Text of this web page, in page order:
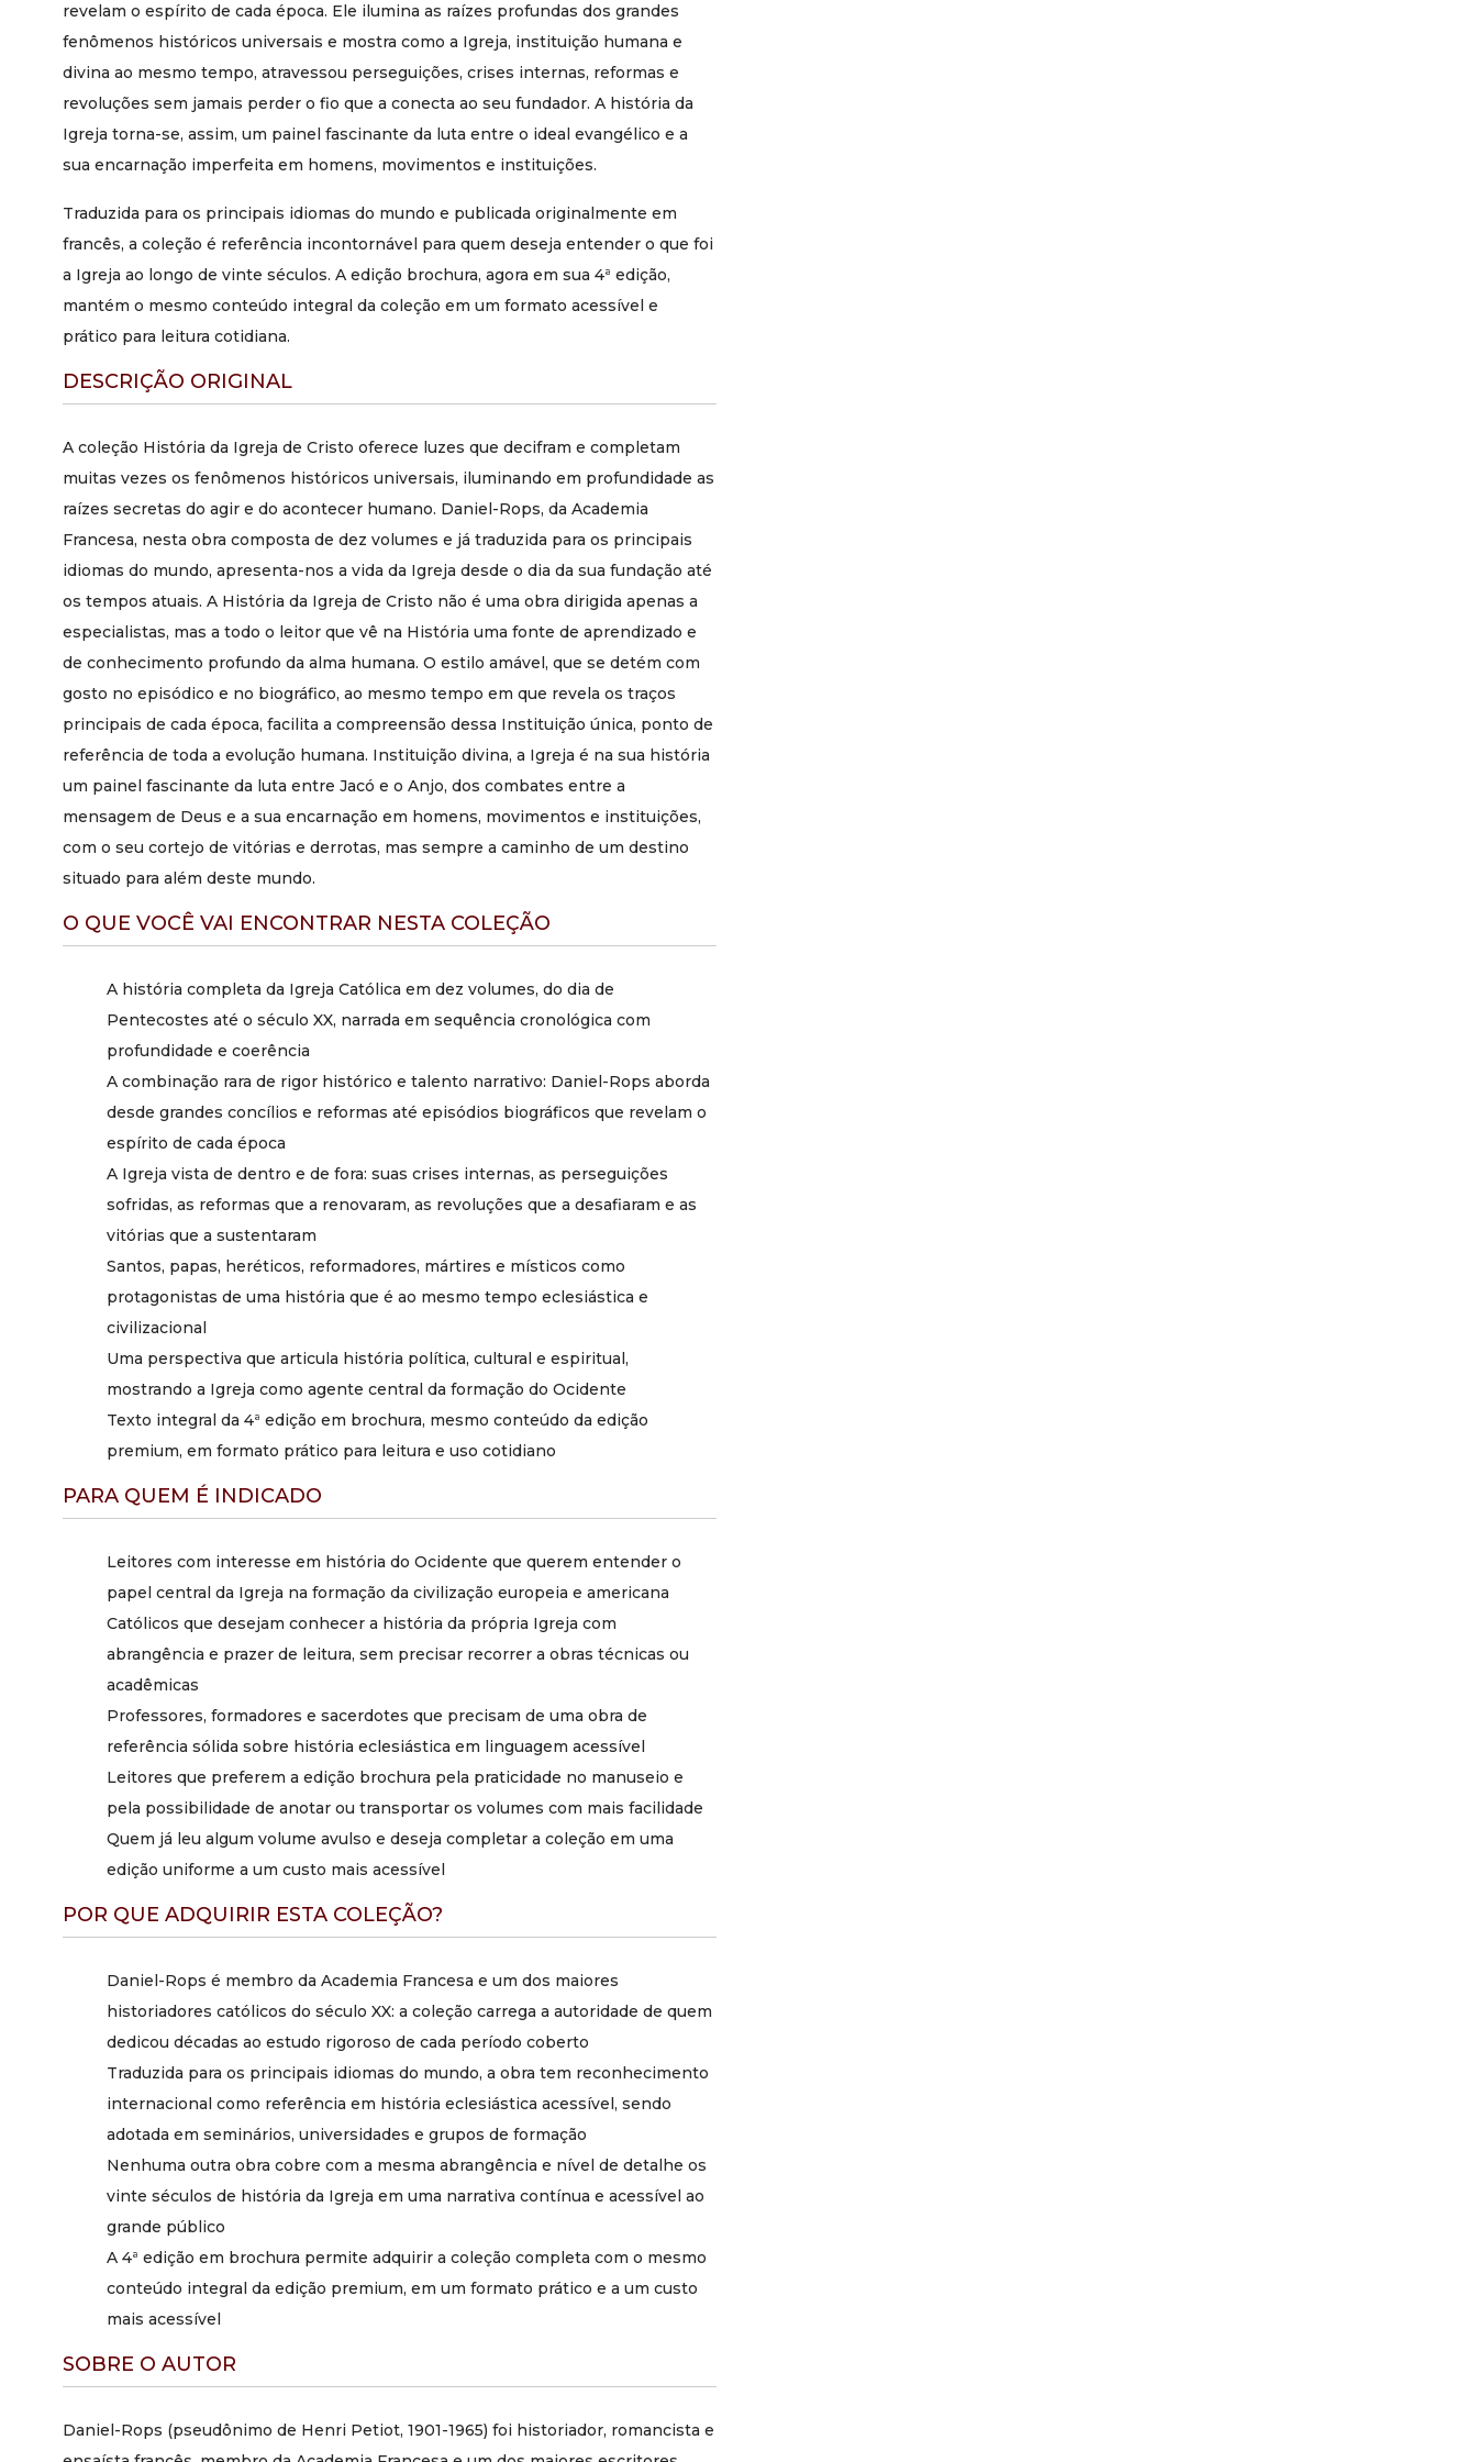
leitura cotidiana.
Descrição original
luzes que decifram e completam muitas vezes
os fenômenos históricos universais, iluminando
em profundidade as raízes secretas do agir e do
Francesa, nesta obra composta de dez volumes
e já traduzida para os principais idiomas do
mundo, apresenta-nos a vida da Igreja desde o
dia da sua fundação até os tempos atuais. A
História da Igreja de Cristo não é uma obra
mesmo tempo em que revela os traços
principais de cada época, facilita a compreensão
dessa Instituição única, ponto de referência de
toda a evolução humana. Instituição divina, a
Igreja é na sua história um painel fascinante da
luta entre Jacó e o Anjo, dos combates entre a
mensagem de Deus e a sua encarnação em
homens, movimentos e instituições, com o seu
cortejo de vitórias e derrotas, mas sempre a
caminho de um destino situado para além deste
mundo.
O que você vai encontrar nesta coleção
A história completa da Igreja Católica em
dez volumes, do dia de Pentecostes até o
século XX, narrada em sequência
coerência
A combinação rara de rigor histórico e
espírito de cada época
crises internas, as perseguições sofridas, as
Santos, papas, heréticos, reformadores,
mártires e místicos como protagonistas
de uma história que é ao mesmo tempo
Uma perspectiva que articula história
política, cultural e espiritual, mostrando a
Texto integral da 4ª edição em brochura,
mesmo conteúdo da edição premium,
Para quem é indicado
Leitores com interesse em história do
Ocidente que querem entender o papel
da própria Igreja com abrangência e
obras técnicas ou acadêmicas
Professores, formadores e sacerdotes que
sobre história eclesiástica em linguagem
acessível
possibilidade de anotar ou transportar os
volumes com mais facilidade
Quem já leu algum volume avulso e
edição uniforme a um custo mais acessível
estudo rigoroso de cada período coberto
mundo, a obra tem reconhecimento
eclesiástica acessível, sendo adotada em
formação
abrangência e nível de detalhe os vinte
narrativa contínua e acessível ao grande
A 4ª edição em brochura permite adquirir
conteúdo integral da edição premium, em
Sobre o autor
1965) foi historiador, romancista e ensaísta
revelam o espírito de cada época. Ele ilumina as raízes profundas dos grandes
fenômenos históricos universais e mostra como a Igreja, instituição humana e
divina ao mesmo tempo, atravessou perseguições, crises internas, reformas e
revoluções sem jamais perder o fio que a conecta ao seu fundador. A história da
Igreja torna-se, assim, um painel fascinante da luta entre o ideal evangélico e a
sua encarnação imperfeita em homens, movimentos e instituições.
Traduzida para os principais idiomas do mundo e publicada originalmente em
francês, a coleção é referência incontornável para quem deseja entender o que foi
a Igreja ao longo de vinte séculos. A edição brochura, agora em sua 4ª edição,
mantém o mesmo conteúdo integral da coleção em um formato acessível e
prático para leitura cotidiana.
DESCRIÇÃO ORIGINAL
A coleção História da Igreja de Cristo oferece luzes que decifram e completam
muitas vezes os fenômenos históricos universais, iluminando em profundidade as
raízes secretas do agir e do acontecer humano. Daniel-Rops, da Academia
Francesa, nesta obra composta de dez volumes e já traduzida para os principais
idiomas do mundo, apresenta-nos a vida da Igreja desde o dia da sua fundação até
os tempos atuais. A História da Igreja de Cristo não é uma obra dirigida apenas a
especialistas, mas a todo o leitor que vê na História uma fonte de aprendizado e
de conhecimento profundo da alma humana. O estilo amável, que se detém com
gosto no episódico e no biográfico, ao mesmo tempo em que revela os traços
principais de cada época, facilita a compreensão dessa Instituição única, ponto de
referência de toda a evolução humana. Instituição divina, a Igreja é na sua história
um painel fascinante da luta entre Jacó e o Anjo, dos combates entre a
mensagem de Deus e a sua encarnação em homens, movimentos e instituições,
com o seu cortejo de vitórias e derrotas, mas sempre a caminho de um destino
situado para além deste mundo.
O QUE VOCÊ VAI ENCONTRAR NESTA COLEÇÃO
A história completa da Igreja Católica em dez volumes, do dia de
Pentecostes até o século XX, narrada em sequência cronológica com
profundidade e coerência
A combinação rara de rigor histórico e talento narrativo: Daniel-Rops aborda
desde grandes concílios e reformas até episódios biográficos que revelam o
espírito de cada época
A Igreja vista de dentro e de fora: suas crises internas, as perseguições
sofridas, as reformas que a renovaram, as revoluções que a desafiaram e as
vitórias que a sustentaram
Santos, papas, heréticos, reformadores, mártires e místicos como
protagonistas de uma história que é ao mesmo tempo eclesiástica e
civilizacional
Uma perspectiva que articula história política, cultural e espiritual,
mostrando a Igreja como agente central da formação do Ocidente
Texto integral da 4ª edição em brochura, mesmo conteúdo da edição
premium, em formato prático para leitura e uso cotidiano
PARA QUEM É INDICADO
Leitores com interesse em história do Ocidente que querem entender o
papel central da Igreja na formação da civilização europeia e americana
Católicos que desejam conhecer a história da própria Igreja com
abrangência e prazer de leitura, sem precisar recorrer a obras técnicas ou
acadêmicas
Professores, formadores e sacerdotes que precisam de uma obra de
referência sólida sobre história eclesiástica em linguagem acessível
Leitores que preferem a edição brochura pela praticidade no manuseio e
pela possibilidade de anotar ou transportar os volumes com mais facilidade
Quem já leu algum volume avulso e deseja completar a coleção em uma
edição uniforme a um custo mais acessível
POR QUE ADQUIRIR ESTA COLEÇÃO?
Daniel-Rops é membro da Academia Francesa e um dos maiores
historiadores católicos do século XX: a coleção carrega a autoridade de quem
dedicou décadas ao estudo rigoroso de cada período coberto
Traduzida para os principais idiomas do mundo, a obra tem reconhecimento
internacional como referência em história eclesiástica acessível, sendo
adotada em seminários, universidades e grupos de formação
Nenhuma outra obra cobre com a mesma abrangência e nível de detalhe os
vinte séculos de história da Igreja em uma narrativa contínua e acessível ao
grande público
A 4ª edição em brochura permite adquirir a coleção completa com o mesmo
conteúdo integral da edição premium, em um formato prático e a um custo
mais acessível
SOBRE O AUTOR
Daniel-Rops (pseudônimo de Henri Petiot, 1901-1965) foi historiador, romancista e